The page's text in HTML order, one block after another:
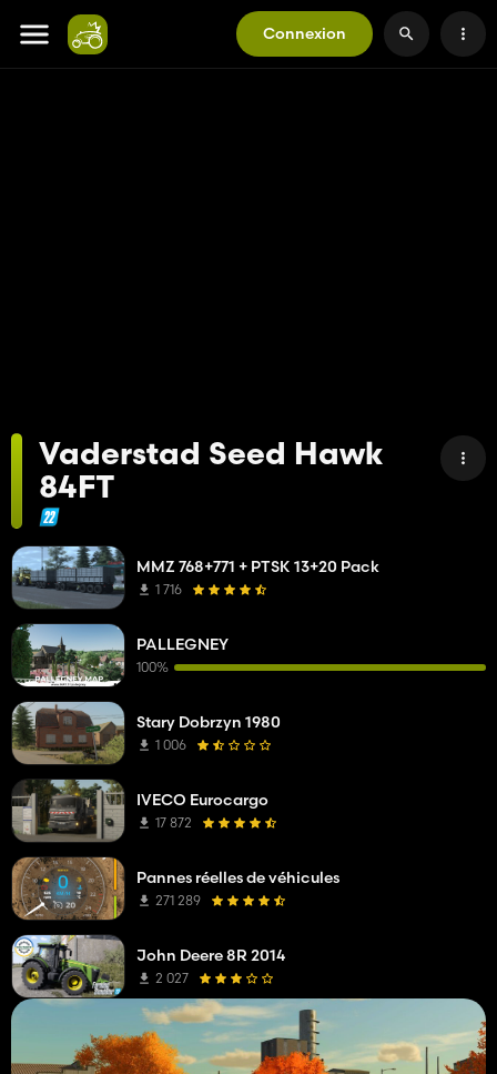
Connexion
Vaderstad Seed Hawk
84FT
MMZ 768+771 + PTSK 13+20 Pack
1 716
PALLEGNEY
100%
Stary Dobrzyn 1980
1 006
IVECO Eurocargo
17 872
Pannes réelles de véhicules
271 289
John Deere 8R 2014
2 027